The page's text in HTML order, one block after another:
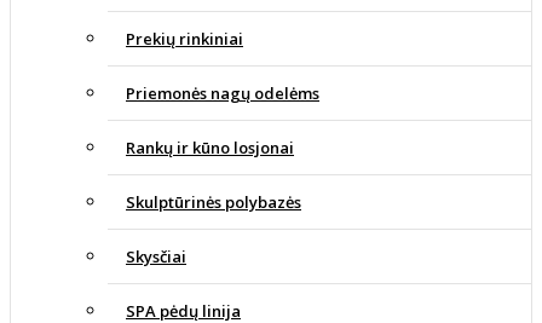
Prekių rinkiniai
Priemonės nagų odelėms
Rankų ir kūno losjonai
Skulptūrinės polybazės
Skysčiai
SPA pėdų linija